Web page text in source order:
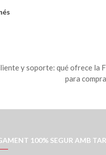
y soporte: qué ofrece la
para
100% SEGUR AMB